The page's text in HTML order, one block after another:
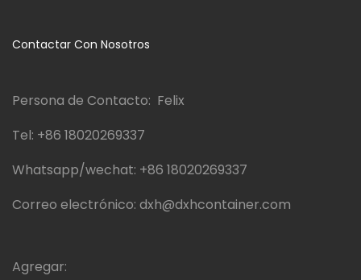
Contactar Con Nosotros
Persona de Contacto: Felix
Tel: +86 18020269337
Whatsapp/wechat: +86 18020269337
Correo electrónico: dxh@dxhcontainer.com
Agregar: